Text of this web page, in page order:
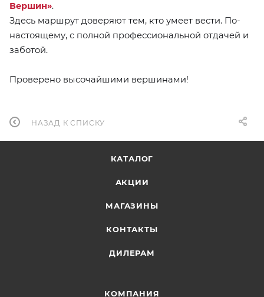
Вершин».
Здесь маршрут доверяют тем, кто умеет вести. По-
настоящему, с полной профессиональной отдачей и
заботой.
Проверено высочайшими вершинами!
НАЗАД К СПИСКУ
КАТАЛОГ
АКЦИИ
МАГАЗИНЫ
КОНТАКТЫ
ДИЛЕРАМ
КОМПАНИЯ